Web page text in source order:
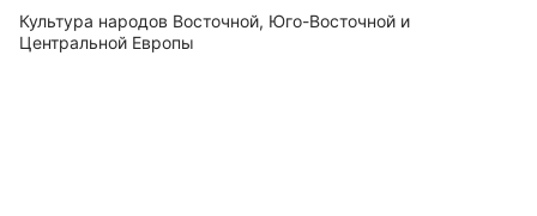
Культура народов Восточной, Юго-Восточной и
Центральной Европы